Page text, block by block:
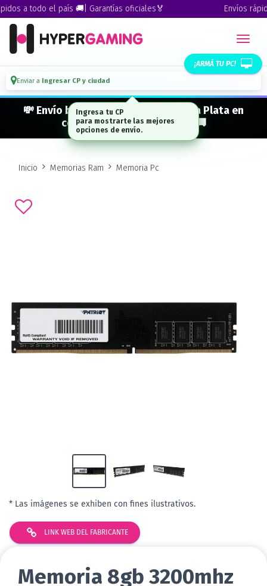
a todo el país 🚚| Garantías oficiales🏅 Envíos
¡ARMÁ TU PC!
Enviar a Ingresar CP y ciudad
💸 Envío bonificado a CABA · GBA · La Plata en
compras desde $ 300.000* 🚚
Inicio Memorias Ram Memoria Pc
* Las imágenes se exhiben con fines ilustrativos.
LINK WEB DEL FABRICANTE
Memoria 8gb 3200mhz
Ingresa tu CP
para mostrarte las mejores
opciones de envío.